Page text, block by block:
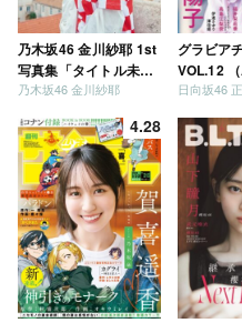
乃木坂46 金川紗耶 1st
写真集「タイトル未
定」
乃木坂46 金川紗耶
グラビア
VOL.12
リーズ）
4.28